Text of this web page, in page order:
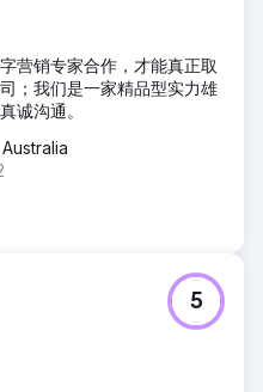
营销专家合作，才能真正取
；我们是一家精品型实力雄
诚沟通。
5